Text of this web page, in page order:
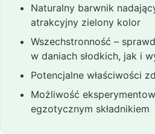
Naturalny barwnik
atrakcyjny zielony kolor
Wszechstronność –
w daniach słodkich, jak i
Potencjalne właściwości
Możliwość
egzotycznym składnikiem